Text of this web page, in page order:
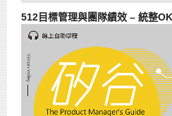
512目標管理與團隊績效 – 統整